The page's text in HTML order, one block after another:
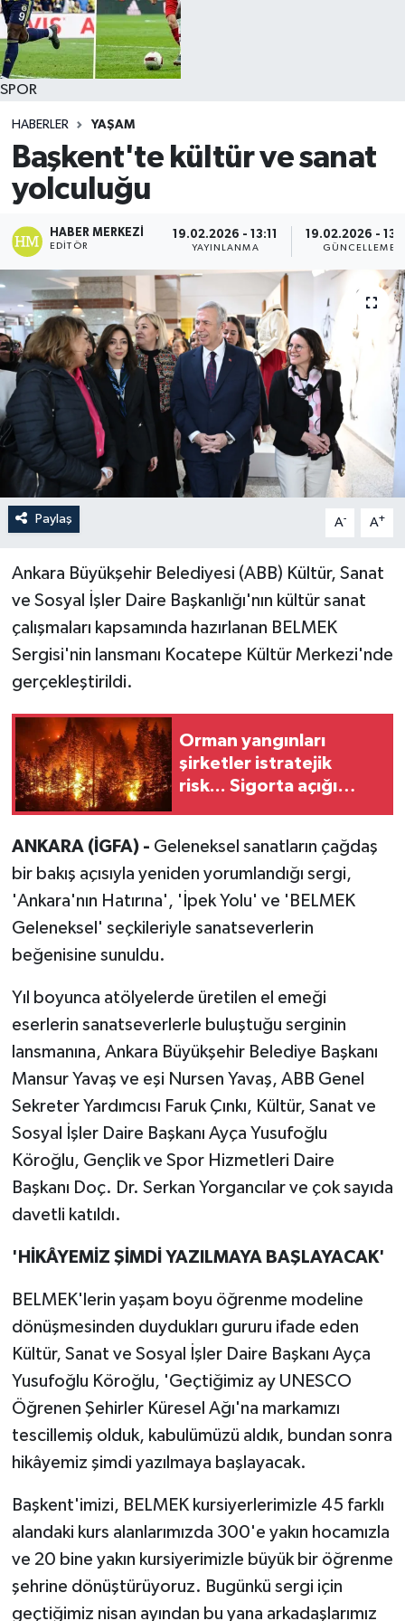
SPOR
HABERLER YAŞAM
Başkent'te kültür ve sanat
yolculuğu
HABER MERKEZI
EDITÖR
19.02.2026 - 13:11
YAYINLANMA
19.02.2026 -
GÜNCELLEME
Paylaş A- A+
Ankara Büyükşehir Belediyesi (ABB) Kültür, Sanat
ve Sosyal İşler Daire Başkanlığı'nın kültür sanat
çalışmaları kapsamında hazırlanan BELMEK
Sergisi'nin lansmanı Kocatepe Kültür Merkezi'nde
gerçekleştirildi.
Orman yangınları
şirketler istratejik
risk... Sigorta açığı
ANKARA (İGFA) - Geleneksel sanatların çağdaş
bir bakış açısıyla yeniden yorumlandığı sergi,
'Ankara'nın Hatırına', 'İpek Yolu' ve 'BELMEK
Geleneksel' seçkileriyle sanatseverlerin
beğenisine sunuldu.
Yıl boyunca atölyelerde üretilen el emeği
eserlerin sanatseverlerle buluştuğu serginin
lansmanına, Ankara Büyükşehir Belediye Başkanı
Mansur Yavaş ve eşi Nursen Yavaş, ABB Genel
Sekreter Yardımcısı Faruk Çınkı, Kültür, Sanat ve
Sosyal İşler Daire Başkanı Ayça Yusufoğlu
Köroğlu, Gençlik ve Spor Hizmetleri Daire
Başkanı Doç. Dr. Serkan Yorgancılar ve çok sayıda
davetli katıldı.
'HİKÂYEMİZ ŞİMDİ YAZILMAYA BAŞLAYACAK'
BELMEK'lerin yaşam boyu öğrenme modeline
dönüşmesinden duydukları gururu ifade eden
Kültür, Sanat ve Sosyal İşler Daire Başkanı Ayça
Yusufoğlu Köroğlu, 'Geçtiğimiz ay UNESCO
Öğrenen Şehirler Küresel Ağı'na markamızı
tescillemiş olduk, kabulümüzü aldık, bundan sonra
hikâyemiz şimdi yazılmaya başlayacak.
Başkent'imizi, BELMEK kursiyerlerimizle 45 farklı
alandaki kurs alanlarımızda 300'e yakın hocamızla
ve 20 bine yakın kursiyerimizle büyük bir öğrenme
şehrine dönüştürüyoruz. Bugünkü sergi için
geçtiğimiz nisan ayından bu yana arkadaşlarımız